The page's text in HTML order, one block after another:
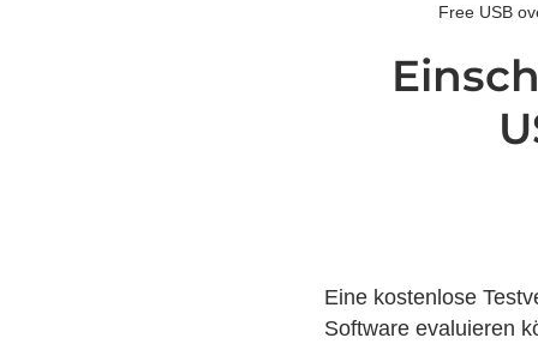
Free USB
Eine kostenlose
Software evaluieren